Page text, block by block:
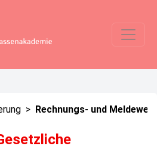
> Rechnungs- und